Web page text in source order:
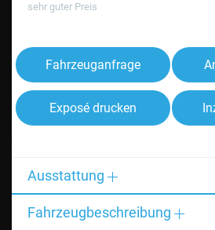
sehr guter Preis
Fahrzeuganfrage
Exposé drucken
Ausstattung
Fahrzeugbeschreibung